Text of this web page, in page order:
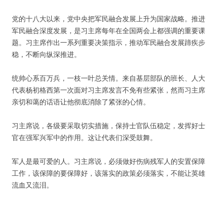
党的十八大以来，党中央把军民融合发展上升为国家战略。推进
军民融合深度发展，是习主席每年在全国两会上都强调的重要课
题。习主席作出一系列重要决策指示，推动军民融合发展蹄疾步
稳，不断向纵深推进。
统帅心系百万兵，一枝一叶总关情。来自基层部队的班长、人大
代表杨初格西第一次面对习主席发言不免有些紧张，然而习主席
亲切和蔼的话语让他彻底消除了紧张的心情。
习主席说，各级要采取切实措施，保持士官队伍稳定，发挥好士
官在强军兴军中的作用。这让代表们深受鼓舞。
军人是最可爱的人。习主席说，必须做好伤病残军人的安置保障
工作，该保障的要保障好，该落实的政策必须落实，不能让英雄
流血又流泪。